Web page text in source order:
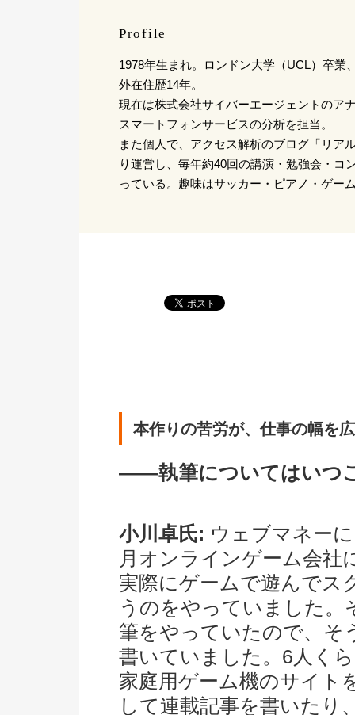
Profile
1978年生まれ。ロンドン大学（UCL）卒業
外在住歴14年。
現在は株式会社サイバーエージェントのア
スマートフォンサービスの分析を担当。
また個人で、アクセス解析のブログ「リア
り運営し、毎年約40回の講演・勉強会・コ
っている。趣味はサッカー・ピアノ・ゲー
本作りの苦労が、仕事の幅を
――執筆についてはいつ
小川卓氏: ウェブマネー
月オンラインゲーム会社
実際にゲームで遊んでス
うのをやっていました。
筆をやっていたので、そ
書いていました。6人く
家庭用ゲーム機のサイト
して連載記事を書いたり